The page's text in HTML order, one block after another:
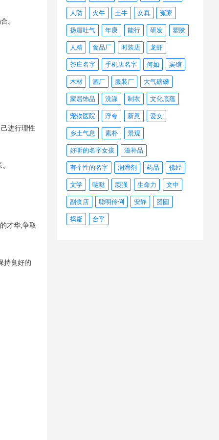
。
进行理性
才华,争取
持良好的
人防 火牛 土牛 女真 冤家
扬眉吐气 年庚 能行 研发 塑胶
人精 食品厂 时装店 龙虾
茶庄名字 手机店名字 何如 宾馆
木材 酒厂 服装厂 大气磅礴
家居饰品 洗涤 制衣 文化底蕴
宠物医院 浮夸 新意 爱女
乡土气息 素朴 景观
好听的名字女孩 滋补品
有个性的名字 润滑剂 药品 佛经
文学 哒哒 顽强 生命力 文中
副食店 聪明伶俐 安静 团圆
捣蛋 合乎